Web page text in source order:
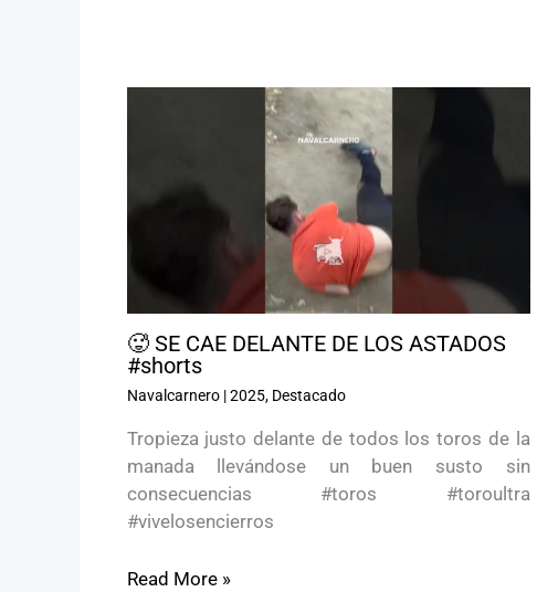
🥵 SE CAE DELANTE DE LOS ASTADOS
#shorts
Navalcarnero|2025, Destacado
Tropieza justo delante de todos los toros de la
manada llevándose un buen susto sin
consecuencias #toros #toroultra
#vivelosencierros
Read More »